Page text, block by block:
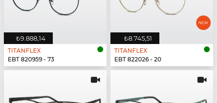
₺9.888,14
TITANFLEX
EBT 820959 - 73
₺8.745,51
TITANFLEX
EBT 822026 - 20